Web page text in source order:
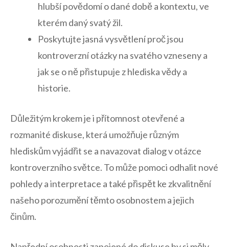
hlubší povědomí o dané době a kontextu, ve
kterém‍ daný svatý žil.
Poskytujte‍ jasná⁢ vysvětlení proč jsou
kontroverzní otázky na svatého vzneseny a
jak se o‌ ně přistupuje z​ hlediska vědy a
historie.
Důležitým krokem je​ i přítomnost‍ otevřené a⁣
rozmanité diskuse, která umožňuje různým
hlediskům vyjádřit ⁣se a navazovat dialog v otázce
kontroverzního‍ světce. To může pomoci odhalit nové
pohledy a interpretace a také​ přispět ke zkvalitnění
našeho porozumění těmto osobnostem‍ a jejich
činům.